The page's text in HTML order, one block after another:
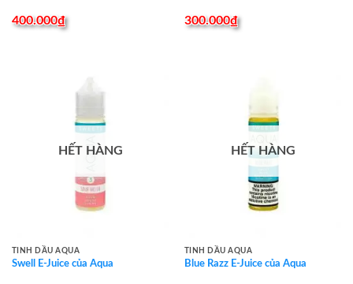
400.000₫ 300.000₫
HẾT HÀNG
TINH DẦU AQUA
Swell E-Juice của Aqua
HẾT HÀNG
TINH DẦU AQUA
Blue Razz E-Juice của Aqua